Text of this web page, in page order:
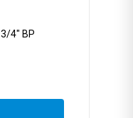
4" ВР